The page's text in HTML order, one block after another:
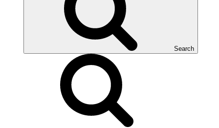
Search